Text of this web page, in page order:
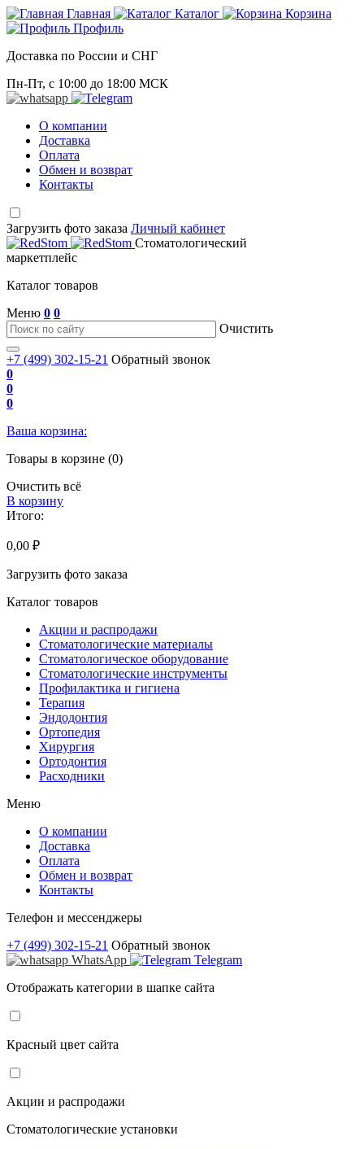
Главная Каталог
Корзина
Профиль
Доставка по России и СНГ
Пн-Пт, с 10:00 до 18:00 МСК
О компании
Доставка
Оплата
Обмен и возврат
Контакты
Загрузить фото заказа Личный кабинет
Стоматологический
маркетплейс
Каталог товаров
Меню 0 0
Очистить
+7 (499) 302-15-21 Обратный звонок
0
0
0
Ваша корзина:
Товары в корзине (0)
Очистить всё
В корзину
Итого:
0,00 ₽
Загрузить фото заказа
Каталог товаров
Акции и распродажи
Стоматологические материалы
Стоматологическое оборудование
Стоматологические инструменты
Профилактика и гигиена
Терапия
Эндодонтия
Ортопедия
Хирургия
Ортодонтия
Расходники
Меню
О компании
Доставка
Оплата
Обмен и возврат
Контакты
Телефон и мессенджеры
+7 (499) 302-15-21 Обратный звонок
WhatsApp
Telegram
Отображать категории в шапке сайта
Красный цвет сайта
Акции и распродажи
Стоматологические установки